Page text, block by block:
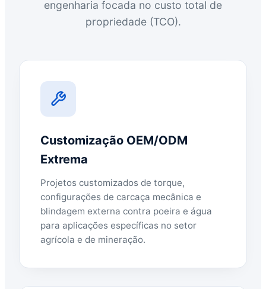
engenharia focada no custo total de
propriedade (TCO).
Customização OEM/ODM
Extrema
Projetos customizados de torque,
configurações de carcaça mecânica e
blindagem externa contra poeira e água
para aplicações específicas no setor
agrícola e de mineração.